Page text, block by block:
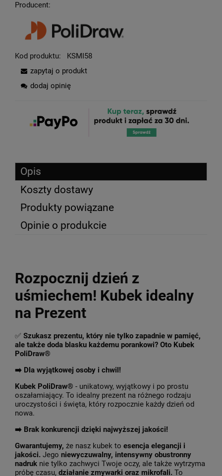
Producent:
Kod produktu:
KSMI58
zapytaj o produkt
dodaj opinię
Opis
Koszty dostawy
Produkty powiązane
Opinie o produkcie
Rozpocznij dzień z
uśmiechem! Kubek idealny
na Prezent
✅ Szukasz prezentu, który nie tylko zapadnie w pamięć,
ale także doda blasku każdemu porankowi? Oto Kubek
PoliDraw®
➡️ Dla wyjątkowej osoby i chwil!
Kubek PoliDraw® - unikatowy, wyjątkowy i po prostu
oszałamiający. To idealny prezent na różnego rodzaju
uroczystości i święta, który rozpocznie każdy dzień od
nowa.
➡️ Brak konkurencji dzięki najwyższej jakości!
Gwarantujemy, że nasz kubek to esencja elegancji i
jakości. Jego niewyczuwalny, intensywny obustronny
nadruk nie tylko zachwyci Twoje oczy, ale także wytrzyma
próbę czasu, działanie zmywarki oraz mikrofali. To